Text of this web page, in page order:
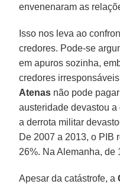
envenenaram as
Isso nos leva ao
credores. Pode-se
em apuros sozinha,
credores
Atenas não pode
austeridade devastou
a derrota militar
De 2007 a 2013, o PIB
26%. Na Alemanha, de
Apesar da catástrofe, a